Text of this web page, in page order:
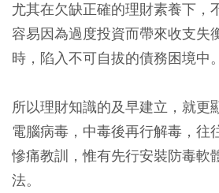
尤其在欠缺正確的理財素養下，
容易因為過度投資而帶來收支失
時，陷入不可自拔的債務困境中。
所以理財知識的及早建立，就更
電腦病毒，中毒後再行解毒，往
慘痛教訓，惟有先行安裝防毒軟
法。